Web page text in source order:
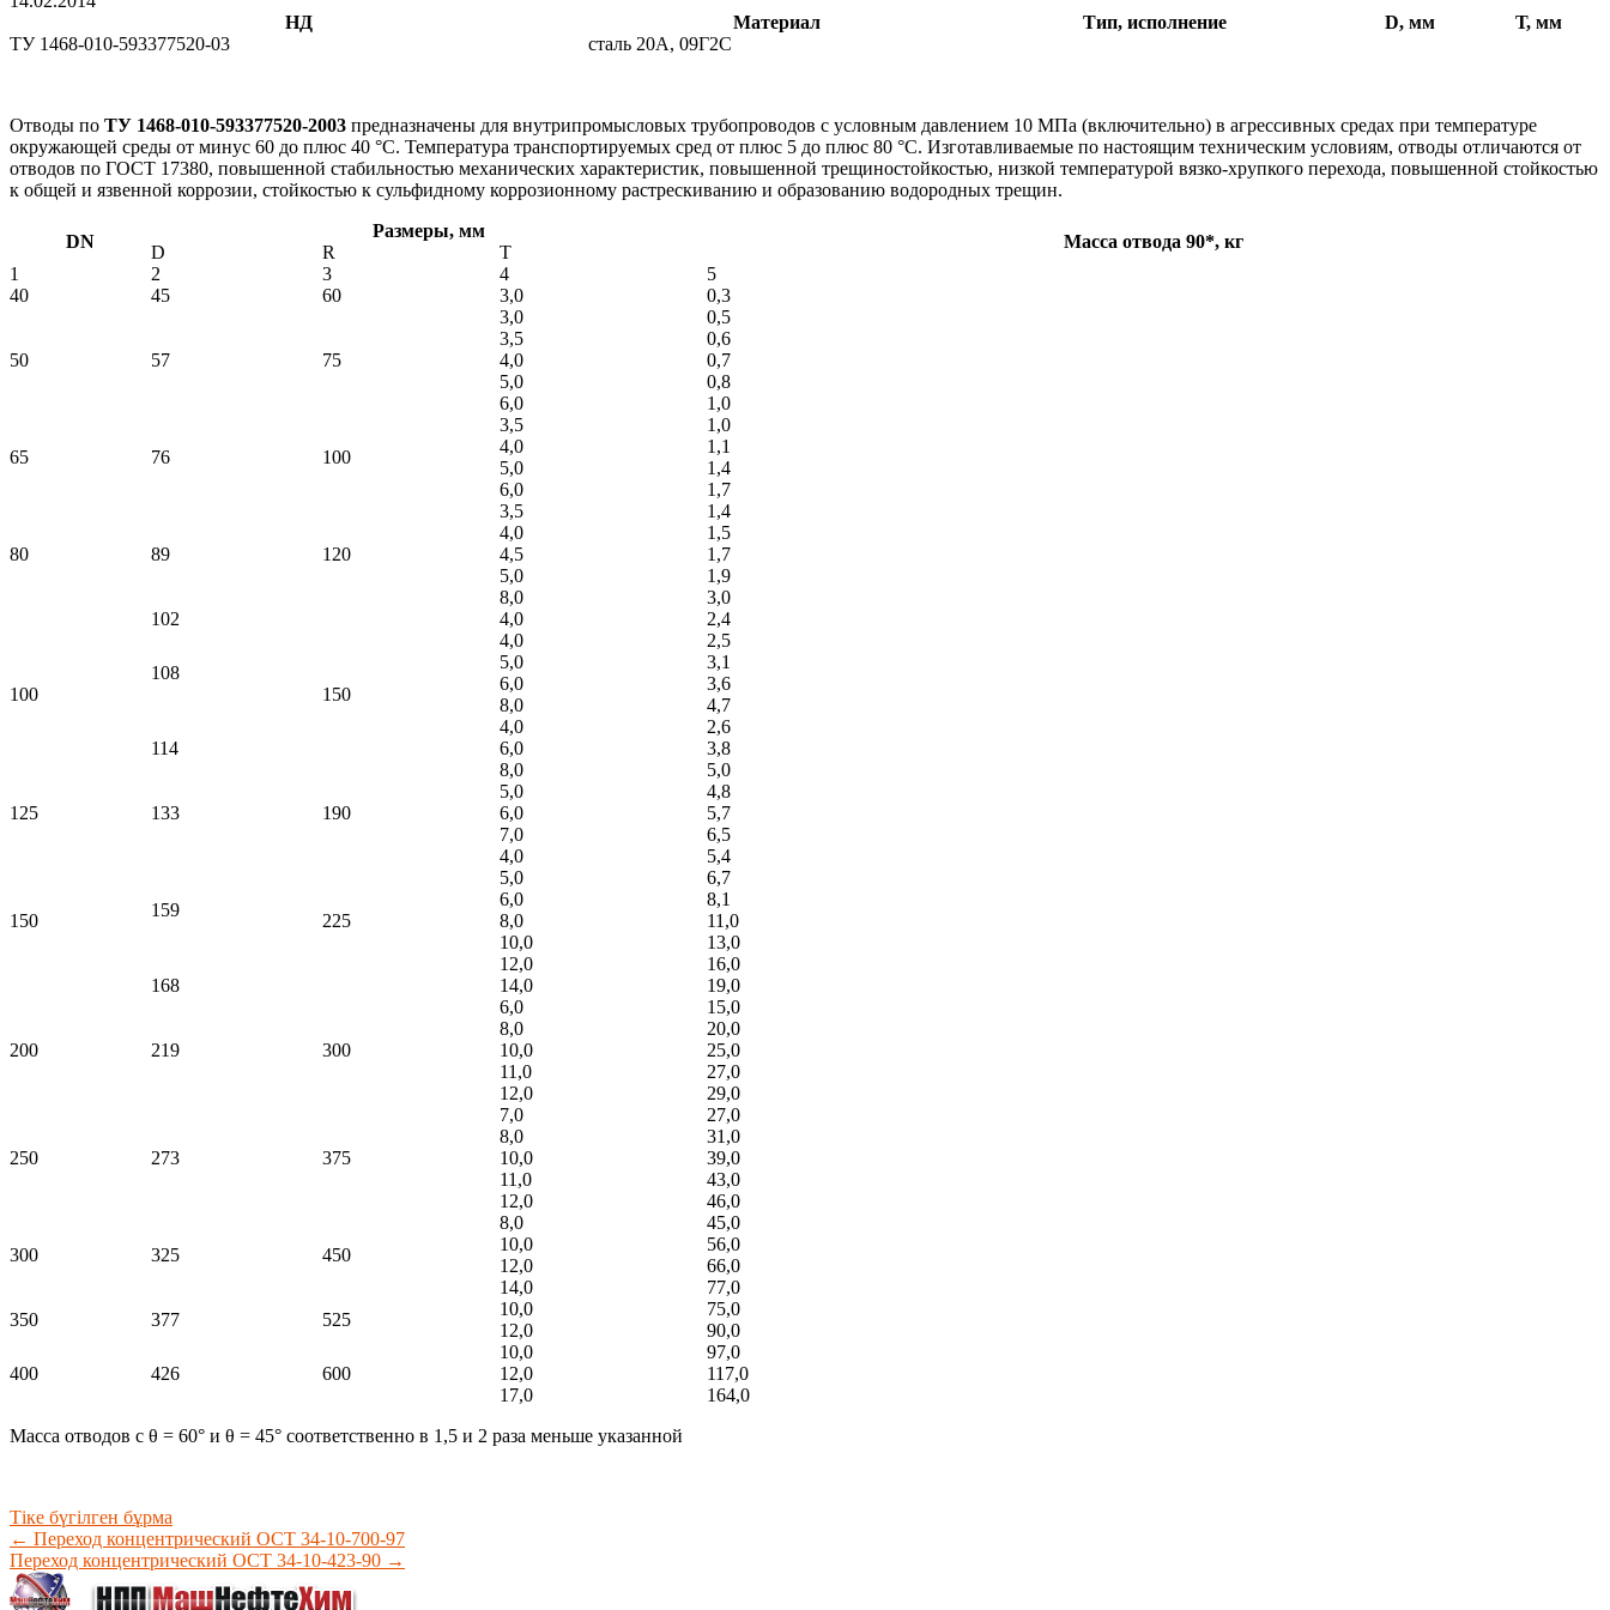
НД
Материал Тип, исполнение D, мм
Т, мм
ТУ 1468-010-593377520-03
сталь 20А, 09Г2С
Отводы по ТУ 1468-010-593377520-2003 предназначены для внутрипромысловых трубопроводов с условным давлением 10 МПа (включительно) в агрессивных средах при температуре
окружающей среды от минус 60 до плюс 40 °C. Температура транспортируемых сред от плюс 5 до плюс 80 °C. Изготавливаемые по настоящим техническим условиям, отводы отличаются от
отводов по ГОСТ 17380, повышенной стабильностью механических характеристик, повышенной трещиностойкостью, низкой температурой вязко-хрупкого перехода, повышенной стойкостью
к общей и язвенной коррозии, стойкостью к сульфидному коррозионному растрескиванию и образованию водородных трещин.
DN
Размеры, мм
Масса отвода 90*, кг
D R
T
1
2 3 4
5
40
45 60 3,0 0,3
50 57 75
3,0
0,5
3,5
0,6
4,0
0,7
5,0
0,8
6,0
1,0
65 76 100
3,5
1,0
4,0
1,1
5,0
1,4
6,0
1,7
80 89 120
3,5
1,4
4,0
1,5
4,5
1,7
5,0
1,9
8,0
3,0
100
102
150
4,0 2,4
108
4,0
2,5
5,0
3,1
6,0
3,6
8,0
4,7
114
4,0
2,6
6,0
3,8
8,0
5,0
125 133 190
5,0
4,8
6,0
5,7
7,0
6,5
150
159
225
4,0
5,4
5,0
6,7
6,0
8,1
8,0
11,0
10,0
13,0
12,0
16,0
168
14,0 19,0
200 219 300
6,0
15,0
8,0
20,0
10,0
25,0
11,0
27,0
12,0
29,0
250 273 375
7,0
27,0
8,0
31,0
10,0
39,0
11,0
43,0
12,0
46,0
300 325 450
8,0
45,0
10,0
56,0
12,0
66,0
14,0
77,0
350
377 525
10,0
75,0
12,0
90,0
400 426 600
10,0
97,0
12,0
117,0
17,0
164,0
Масса отводов с θ = 60° и θ = 45° соответственно в 1,5 и 2 раза меньше указанной
Тіке бүгілген бұрма
← Переход концентрический ОСТ 34-10-700-97
Переход концентрический ОСТ 34-10-423-90 →